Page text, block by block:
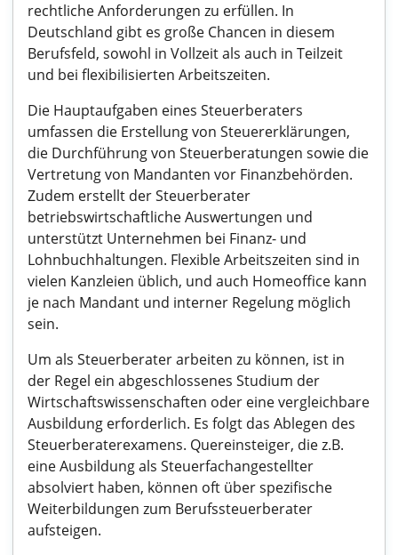
rechtliche Anforderungen zu erfüllen. In
Deutschland gibt es große Chancen in diesem
Berufsfeld, sowohl in Vollzeit als auch in Teilzeit
und bei flexibilisierten Arbeitszeiten.
Die Hauptaufgaben eines Steuerberaters
umfassen die Erstellung von Steuererklärungen,
die Durchführung von Steuerberatungen sowie die
Vertretung von Mandanten vor Finanzbehörden.
Zudem erstellt der Steuerberater
betriebswirtschaftliche Auswertungen und
unterstützt Unternehmen bei Finanz- und
Lohnbuchhaltungen. Flexible Arbeitszeiten sind in
vielen Kanzleien üblich, und auch Homeoffice kann
je nach Mandant und interner Regelung möglich
sein.
Um als Steuerberater arbeiten zu können, ist in
der Regel ein abgeschlossenes Studium der
Wirtschaftswissenschaften oder eine vergleichbare
Ausbildung erforderlich. Es folgt das Ablegen des
Steuerberaterexamens. Quereinsteiger, die z.B.
eine Ausbildung als Steuerfachangestellter
absolviert haben, können oft über spezifische
Weiterbildungen zum Berufssteuerberater
aufsteigen.